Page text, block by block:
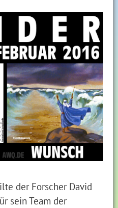
der Forscher David
sein Team der